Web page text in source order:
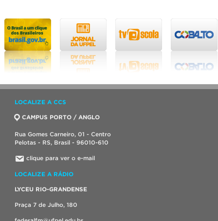
LOCALIZE A CCS
CAMPUS PORTO / ANGLO
Rua Gomes Carneiro, 01 - Centro
Pelotas - RS, Brasil - 96010-610
clique para ver o e-mail
LOCALIZE A RÁDIO
LYCEU RIO-GRANDENSE
Praça 7 de Julho, 180